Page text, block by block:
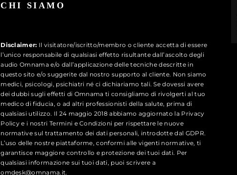
CHI SIAMO
Disclaimer: Il visitatore/iscritto/membro o cliente accetta di essere
l’unico responsabile di qualsiasi effetto risultante dall’ascolto degli
audio Omnama e/o dall’applicazione delle tecniche descritte in
questo sito e/o suggerite dal nostro supporto al cliente. Non siamo
medici, psicologi, psichiatri né ci dichiariamo tali. Se dovessi avere
dei dubbi sugli effetti di Omnama ti consigliamo di rivolgerti al tuo
medico di fiducia, o ad altri professionisti della salute, prima di
qualsiasi utilizzo. Il 24 maggio 2018 abbiamo aggiornato la Privacy
Policy e i nostri Termini e Condizioni per rispettare le nuove
normative sul trattamento dei dati personali, introdotte dal GDPR.
L’uso delle nostre piattaforme, conformi alle vigenti normative, ti
garantisce maggiore controllo e protezione dei tuoi dati. Per
qualsiasi informazione sui tuoi dati, puoi scrivere a
omdesk@omnama.it.